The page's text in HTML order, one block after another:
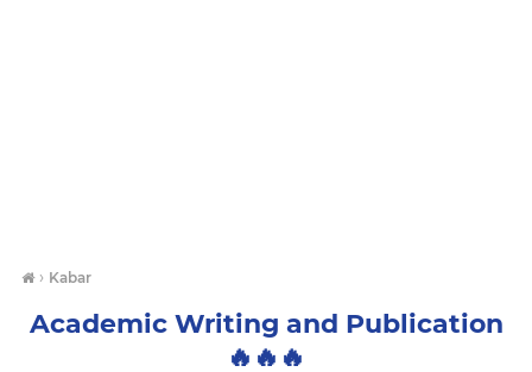
› Kabar
Academic Writing and Publication
🔥🔥🔥